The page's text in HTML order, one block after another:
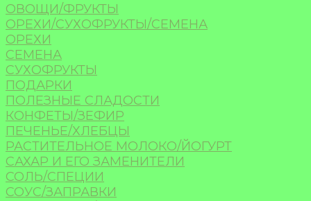
ОВОЩИ/ФРУКТЫ
ОРЕХИ/СУХОФРУКТЫ/СЕМЕНА
ОРЕХИ
СЕМЕНА
СУХОФРУКТЫ
ПОДАРКИ
ПОЛЕЗНЫЕ СЛАДОСТИ
КОНФЕТЫ/ЗЕФИР
ПЕЧЕНЬЕ/ХЛЕБЦЫ
РАСТИТЕЛЬНОЕ МОЛОКО/ЙОГУРТ
САХАР И ЕГО ЗАМЕНИТЕЛИ
СОЛЬ/СПЕЦИИ
СОУС/ЗАПРАВКИ